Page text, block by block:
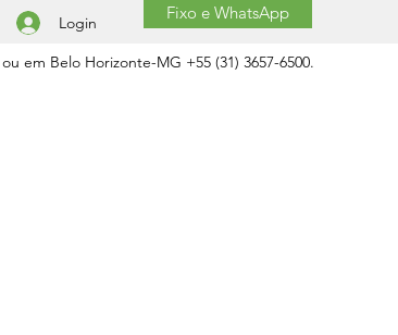
Login Fixo e WhatsApp
em Belo Horizonte-MG +55 (31) 3657-6500.